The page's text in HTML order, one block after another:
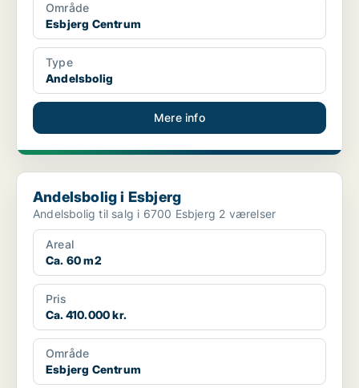
Område
Esbjerg Centrum
Type
Andelsbolig
Mere info
Andelsbolig i Esbjerg
Andelsbolig i Esbjerg
Andelsbolig til salg i 6700 Esbjerg 2 værelser
Areal
Ca. 60 m2
Pris
Ca. 410.000 kr.
Område
Esbjerg Centrum